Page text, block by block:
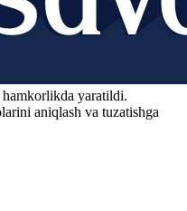
yaratildi.
aniqlash va tuzatishga